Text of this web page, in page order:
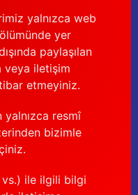
yalnızca web
yer
paylaşılan
veya iletişim
etmeyiniz.
resmî
bizimle
ile ilgili bilgi